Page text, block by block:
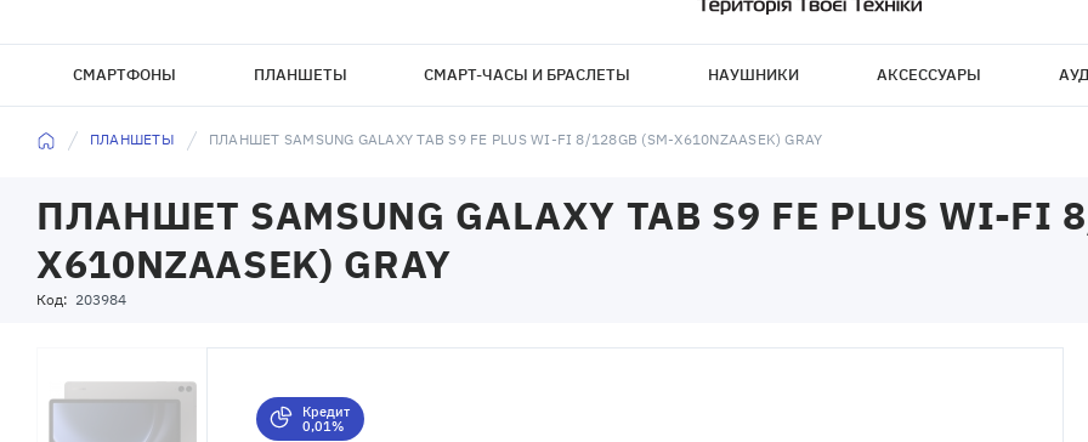
СМАРТФОНЫ ПЛАНШЕТЫ СМАРТ-ЧАСЫ И БРАСЛЕТЫ НАУШНИКИ АКСЕССУАРЫ
ПЛАНШЕТЫ ПЛАНШЕТ SAMSUNG GALAXY TAB S9 FE PLUS WI-FI 8/128GB (SM-X610NZAASEK) GRAY
ПЛАНШЕТ SAMSUNG GALAXY TAB S9 FE PLUS WI-FI
X610NZAASEK) GRAY
Код: 203984
Кредит
0,01%